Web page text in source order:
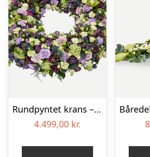
Rundpyntet krans – Et eksklusivt farvel
4.499,00 kr.